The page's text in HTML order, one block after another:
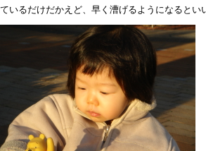
いるだけだかえど、早く漕げるようになるとい